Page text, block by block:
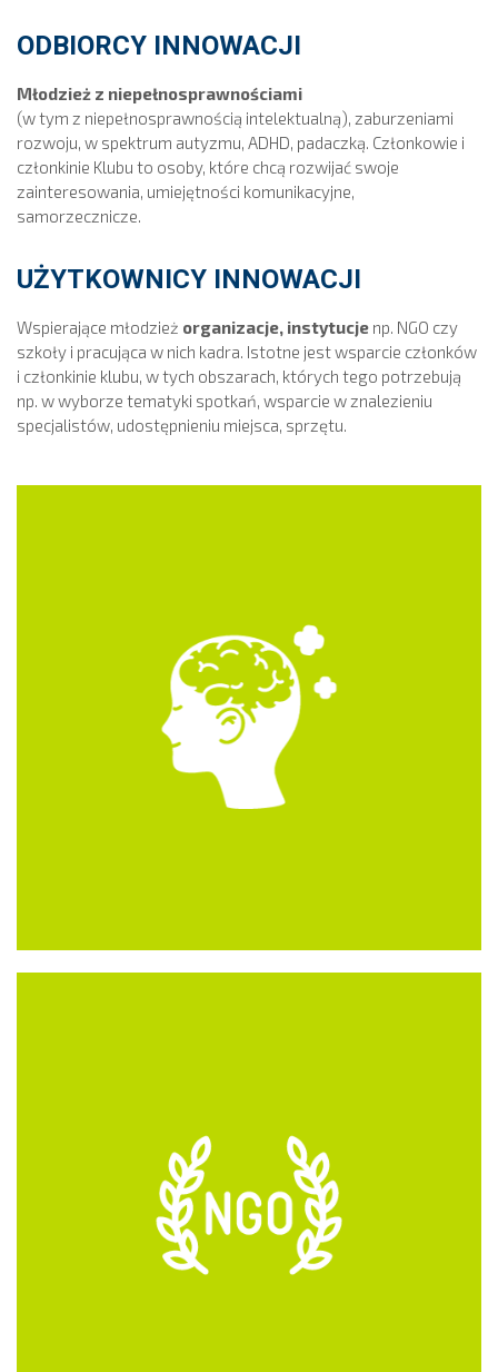
ODBIORCY INNOWACJI
Młodzież z niepełnosprawnościami
(w tym z niepełnosprawnością intelektualną), zaburzeniami
rozwoju, w spektrum autyzmu, ADHD, padaczką. Członkowie i
członkinie Klubu to osoby, które chcą rozwijać swoje
zainteresowania, umiejętności komunikacyjne,
samorzecznicze.
UŻYTKOWNICY INNOWACJI
Wspierające młodzież organizacje, instytucje np. NGO czy
szkoły i pracująca w nich kadra. Istotne jest wsparcie członków
i członkinie klubu, w tych obszarach, których tego potrzebują
np. w wyborze tematyki spotkań, wsparcie w znalezieniu
specjalistów, udostępnieniu miejsca, sprzętu.